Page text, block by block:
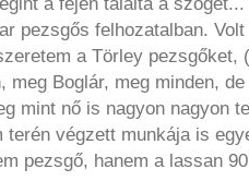
pezsgős felhozatalban.
a Törley pezsgőket,
Boglár, meg minden,
mint nő is nagyon nagyon
végzett munkája is
pezsgő, hanem a lassan